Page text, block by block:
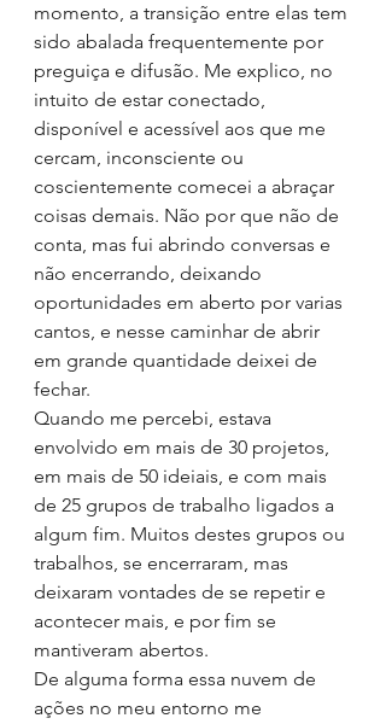
momento, a transição entre elas tem
sido abalada frequentemente por
preguiça e difusão. Me explico, no
intuito de estar conectado,
disponível e acessível aos que me
cercam, inconsciente ou
coscientemente comecei a abraçar
coisas demais. Não por que não de
conta, mas fui abrindo conversas e
não encerrando, deixando
oportunidades em aberto por varias
cantos, e nesse caminhar de abrir
em grande quantidade deixei de
fechar.
Quando me percebi, estava
envolvido em mais de 30 projetos,
em mais de 50 ideiais, e com mais
de 25 grupos de trabalho ligados a
algum fim. Muitos destes grupos ou
trabalhos, se encerraram, mas
deixaram vontades de se repetir e
acontecer mais, e por fim se
mantiveram abertos.
De alguma forma essa nuvem de
ações no meu entorno me